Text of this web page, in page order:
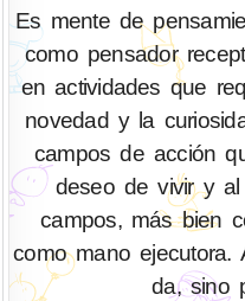
Es mente de
como pensador
en actividades que
novedad y la
campos de acción
deseo de vivir y
campos, más bien
como mano
da, sino